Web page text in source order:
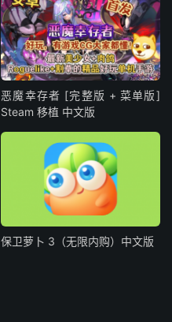
恶魔幸存者 [完整版 + 菜单版]
Steam 移植 中文版
保卫萝卜 3（无限内购）中文版